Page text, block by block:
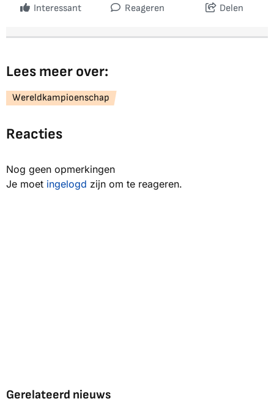
Interessant Reageren Delen
Lees meer over:
Wereldkampioenschap
Reacties
Nog geen opmerkingen
Je moet ingelogd zijn om te reageren.
Gerelateerd nieuws